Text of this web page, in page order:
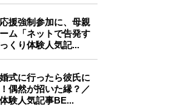
援強制参加に、母親
ム「ネットで告発す
くり体験人気記...
式に行ったら彼氏に
偶然が招いた縁？／
験人気記事BE...